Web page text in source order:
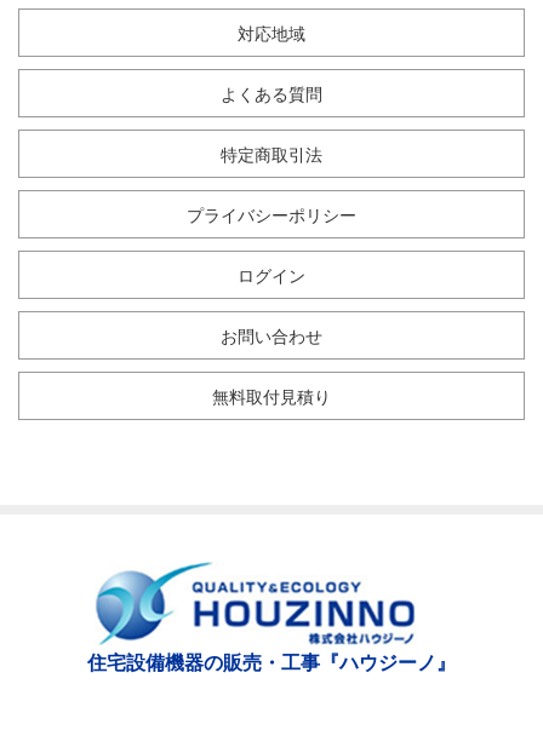
対応地域
よくある質問
特定商取引法
プライバシーポリシー
ログイン
お問い合わせ
無料取付見積り
住宅設備機器の販売・工事『ハウジーノ』